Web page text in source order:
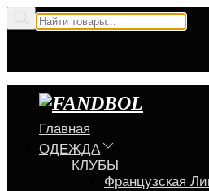
Главная
ОДЕЖДА
КЛУБЫ
Французская